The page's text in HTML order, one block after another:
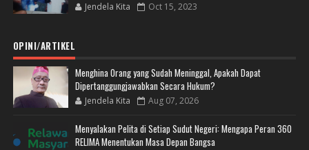
Jendela Kita Oct 15, 2023
OPINI/ARTIKEL
Menghina Orang yang Sudah Meninggal, Apakah Dapat
Dipertanggungjawabkan Secara Hukum?
Jendela Kita Aug 07, 2026
Menyalakan Pelita di Setiap Sudut Negeri: Mengapa Peran 360
RELIMA Menentukan Masa Depan Bangsa